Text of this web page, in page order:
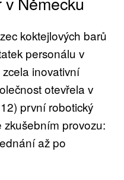
koktejlových barů
personálu v
inovativní
otevřela v
první robotický
zkušebním provozu:
až po